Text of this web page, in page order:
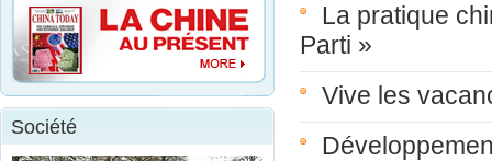
Société
La pratique
Parti »
Vive les